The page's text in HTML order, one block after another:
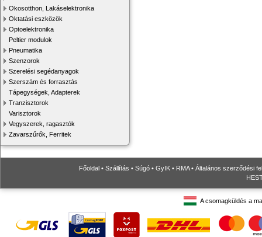
Okosotthon, Lakáselektronika
Oktatási eszközök
Optoelektronika
Peltier modulok
Pneumatika
Szenzorok
Szerelési segédanyagok
Szerszám és forrasztás
Tápegységek, Adapterek
Tranzisztorok
Varisztorok
Vegyszerek, ragasztók
Zavarszűrők, Ferritek
Főoldal • Szállítás • Súgó • GyIK • RMA• Általános szerződési
A csomagküldés a